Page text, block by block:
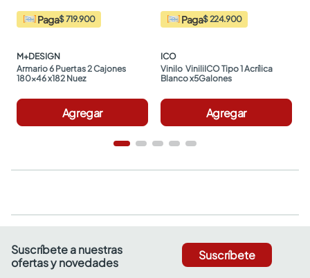
Paga$ 719.900
M+DESIGN
Armario 6 Puertas 2 Cajones
180x46 x182 Nuez
Agregar
Paga$ 224.900
ICO
Vinilo  ViniliICO Tipo 1 Acrílica
Blanco x5Galones
Agregar
Suscríbete a nuestras
ofertas y novedades
Suscríbete